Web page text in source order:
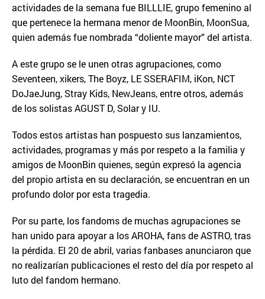
actividades de la semana fue BILLLIE, grupo femenino al
que pertenece la hermana menor de MoonBin, MoonSua,
quien además fue nombrada “doliente mayor” del artista.
A este grupo se le unen otras agrupaciones, como
Seventeen, xikers, The Boyz, LE SSERAFIM, iKon, NCT
DoJaeJung, Stray Kids, NewJeans, entre otros, además
de los solistas AGUST D, Solar y IU.
Todos estos artistas han pospuesto sus lanzamientos,
actividades, programas y más por respeto a la familia y
amigos de MoonBin quienes, según expresó la agencia
del propio artista en su declaración, se encuentran en un
profundo dolor por esta tragedia.
Por su parte, los fandoms de muchas agrupaciones se
han unido para apoyar a los AROHA, fans de ASTRO, tras
la pérdida. El 20 de abril, varias fanbases anunciaron que
no realizarían publicaciones el resto del día por respeto al
luto del fandom hermano.